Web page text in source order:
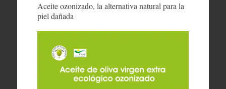
Aceite ozonizado, la alternativa natural para la
piel dañada